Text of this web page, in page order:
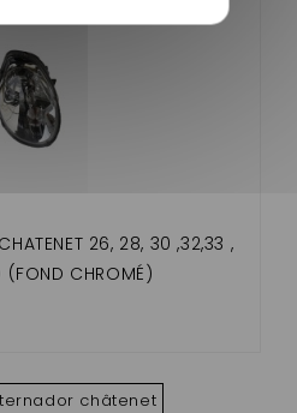
26, 28, 30 ,32,33 ,
(FOND CHROMÉ)
châtenet